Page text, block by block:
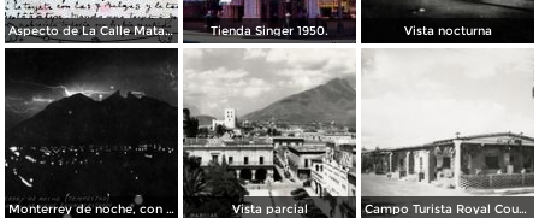
Aspecto de La Calle Matamoros ( Circulada el 8 de Abril de 1912 ). Tienda Singer 1950. Vista nocturna
Monterrey de noche, con tempestad Vista parcial Campo Turista Royal Courts